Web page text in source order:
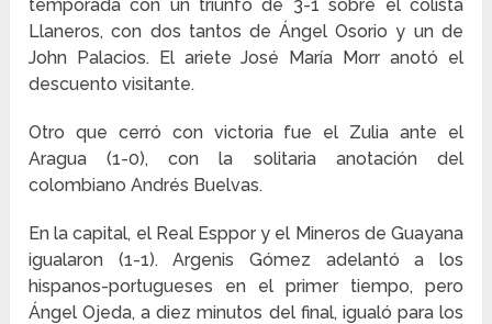
temporada con un triunfo de 3-1 sobre el colista
Llaneros, con dos tantos de Ángel Osorio y un de
John Palacios. El ariete José María Morr anotó el
descuento visitante.
Otro que cerró con victoria fue el Zulia ante el
Aragua (1-0), con la solitaria anotación del
colombiano Andrés Buelvas.
En la capital, el Real Esppor y el Mineros de Guayana
igualaron (1-1). Argenis Gómez adelantó a los
hispanos-portugueses en el primer tiempo, pero
Ángel Ojeda, a diez minutos del final, igualó para los